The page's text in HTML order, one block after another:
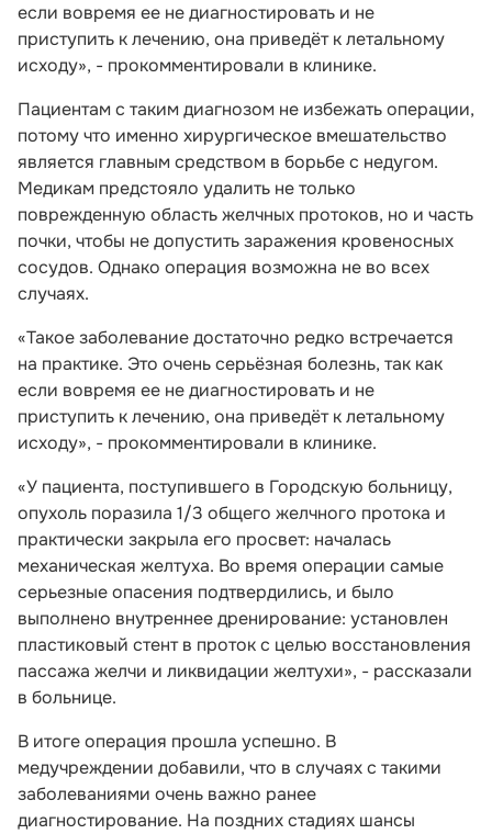
если вовремя ее не диагностировать и не
приступить к лечению, она приведёт к летальному
исходу», - прокомментировали в клинике.
Пациентам с таким диагнозом не избежать операции,
потому что именно хирургическое вмешательство
является главным средством в борьбе с недугом.
Медикам предстояло удалить не только
поврежденную область желчных протоков, но и часть
почки, чтобы не допустить заражения кровеносных
сосудов. Однако операция возможна не во всех
случаях.
«Такое заболевание достаточно редко встречается
на практике. Это очень серьёзная болезнь, так как
если вовремя ее не диагностировать и не
приступить к лечению, она приведёт к летальному
исходу», - прокомментировали в клинике.
«У пациента, поступившего в Городскую больницу,
опухоль поразила 1/3 общего желчного протока и
практически закрыла его просвет: началась
механическая желтуха. Во время операции самые
серьезные опасения подтвердились, и было
выполнено внутреннее дренирование: установлен
пластиковый стент в проток с целью восстановления
пассажа желчи и ликвидации желтухи», - рассказали
в больнице.
В итоге операция прошла успешно. В
медучреждении добавили, что в случаях с такими
заболеваниями очень важно ранее
диагностирование. На поздних стадиях шансы